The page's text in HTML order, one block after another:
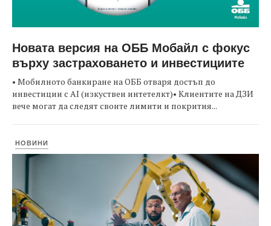
Новата версия на ОББ Мобайл с фокус
върху застраховането и инвестициите
• Мобилното банкиране на ОББ отваря достъп до
инвестиции с AI (изкуствен интетелкт)• Клиентите на ДЗИ
вече могат да следят своите лимити и покрития...
НОВИНИ